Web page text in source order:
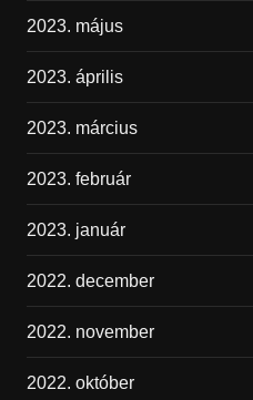
2023. május
2023. április
2023. március
2023. február
2023. január
2022. december
2022. november
2022. október